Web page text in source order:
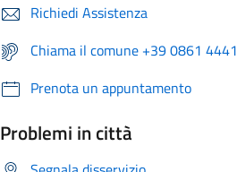
Richiedi Assistenza
Chiama il comune +39 0861 4441
Prenota un appuntamento
Problemi in città